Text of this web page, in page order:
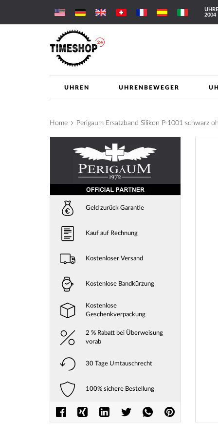
zum
Inhalt
2004
UHREN UHRENBEWEGER
Home Perigaum Ersatzband Silikon P-1001 schwarz
Geld zurück Garantie
Kauf auf Rechnung
Kostenloser Versand
Kostenlose Bandkürzung
Kostenlose
Geschenkverpackung
2 % Rabatt bei Überweisung
vorab
30 Tage Umtauschrecht
100% sichere Bestellung